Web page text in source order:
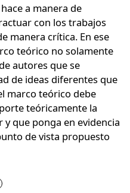
a manera de
con los trabajos
manera crítica. En ese
teórico no solamente
autores que se
de ideas diferentes que
marco teórico debe
teóricamente la
que ponga en evidencia
de vista propuesto